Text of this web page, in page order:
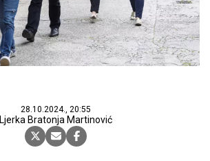
28.10.2024., 20:55
Ljerka Bratonja Martinović